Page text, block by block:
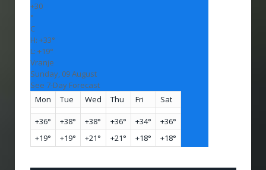
+30
°
C
H: +33°
L: +19°
Vranje
Sunday, 09 August
See 7-Day Forecast
Mon
Tue Wed Thu Fri Sat
+36° +38° +38° +36° +34° +36°
+19° +19° +21° +21° +18° +18°